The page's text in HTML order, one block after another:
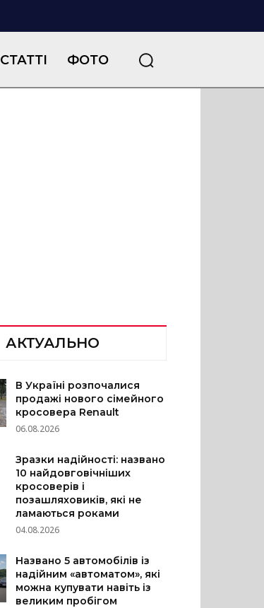
СТАТТІ ФОТО
АКТУАЛЬНО
В Україні розпочалися
продажі нового сімейного
кросовера Renault
06.08.2026
Зразки надійності: названо
10 найдовговічніших
кросоверів і
позашляховиків, які не
ламаються роками
04.08.2026
Названо 5 автомобілів із
надійним «автоматом», які
можна купувати навіть із
великим пробігом